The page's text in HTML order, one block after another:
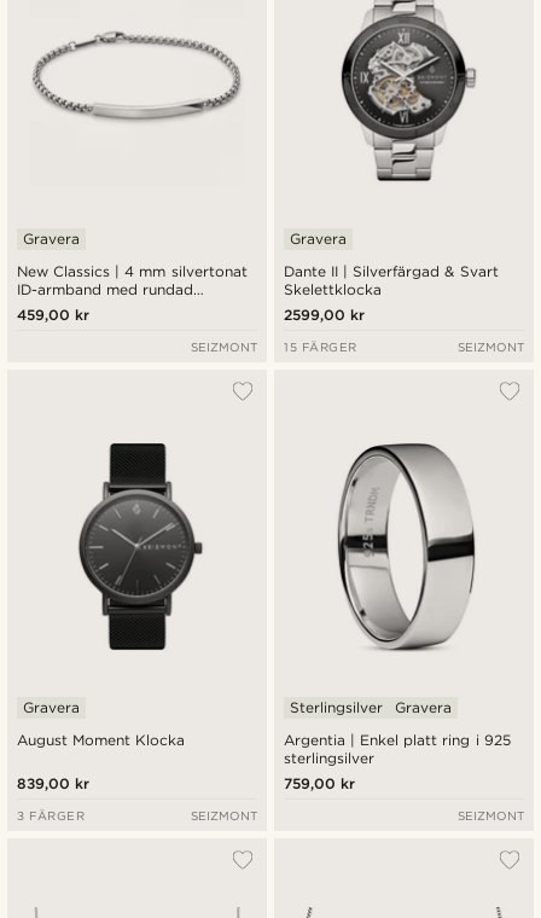
New Classics | 4 mm silvertonat
ID-armband med rundad
boxkedja i rostfritt stål
Gravera
459,00 kr
SEIZMONT
Dante II | Silverfärgad & Svart
Skelettklocka
Gravera
2599,00 kr
15 FÄRGER SEIZMONT
August Moment Klocka
Gravera
839,00 kr
3 FÄRGER SEIZMONT
Argentia | Enkel platt ring i 925
sterlingsilver
Sterlingsilver Gravera
759,00 kr
SEIZMONT